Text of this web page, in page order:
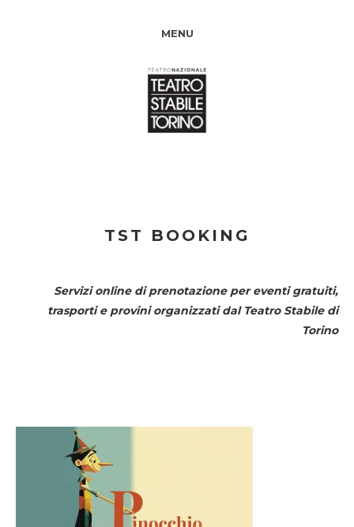
MENU
TST BOOKING
Servizi online di prenotazione per eventi gratuiti,
trasporti e provini organizzati dal Teatro Stabile di
Torino